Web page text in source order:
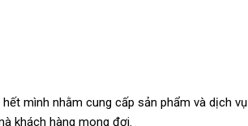
mình nhằm cung cấp sản phẩm và dịch vụ
khách hàng mong đợi.